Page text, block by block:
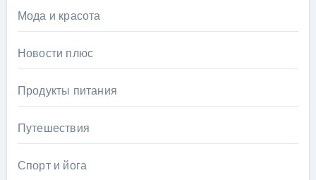
Мода и красота
Новости плюс
Продукты питания
Путешествия
Спорт и йога